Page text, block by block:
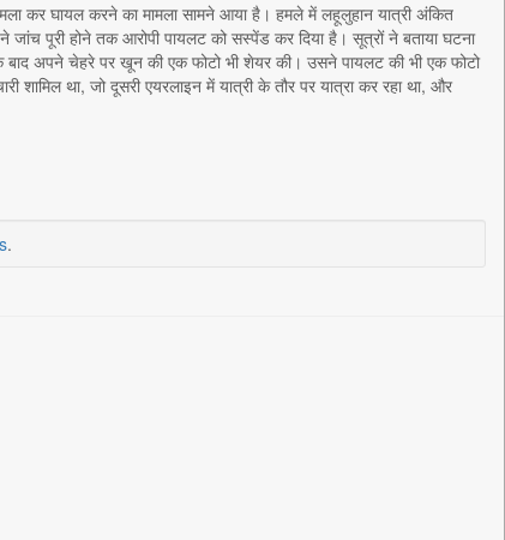
कर घायल करने का मामला सामने आया है। हमले में लहूलुहान यात्री अंकित
जांच पूरी होने तक आरोपी पायलट को सस्पेंड कर दिया है। सूत्रों ने बताया घटना
अपने चेहरे पर खून की एक फोटो भी शेयर की। उसने पायलट की भी एक फोटो
शामिल था, जो दूसरी एयरलाइन में यात्री के तौर पर यात्रा कर रहा था, और
.